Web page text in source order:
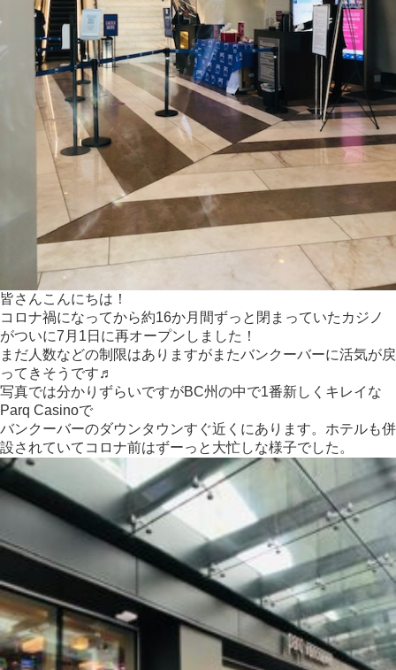
格！
皆さんこんにちは！
コロナ禍になってから約16か月間ずっと閉まっていたカジノ
がついに7月1日に再オープンしました！
まだ人数などの制限はありますがまたバンクーバーに活気が戻
ってきそうです♬
写真では分かりずらいですがBC州の中で1番新しくキレイな
Parq Casinoで
バンクーバーのダウンタウンすぐ近くにあります。ホテルも併
設されていてコロナ前はずーっと大忙しな様子でした。